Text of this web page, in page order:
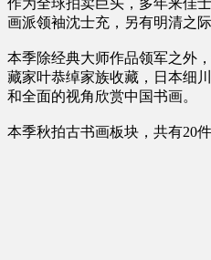
画派领袖沈士充，另有明清之
本季除经典大师作品领军之外
藏家叶恭绰家族收藏，日本细
和全面的视角欣赏中国书画。
本季秋拍古书画板块，共有20